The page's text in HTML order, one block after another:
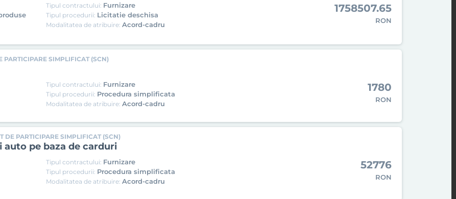
Tipul contractului: Furnizare
Tipul procedurii: Licitatie deschisa
Modalitatea de atribuire:Acord-cadru
1758507.65
RON
PARTICIPARE SIMPLIFICAT (SCN)
Tipul contractului: Furnizare
Tipul procedurii: Procedura simplificata
Modalitatea de atribuire:Acord-cadru
1780
RON
DE PARTICIPARE SIMPLIFICAT (SCN)
pe baza de carduri
Tipul contractului: Furnizare
Tipul procedurii: Procedura simplificata
Modalitatea de atribuire:Acord-cadru
52776
RON